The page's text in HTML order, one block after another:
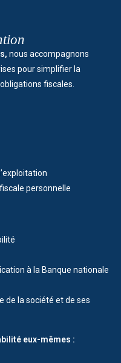
nous accompagnons
pour simplifier la
fiscales.
personnelle
à la Banque nationale
de la société et de ses
eux-mêmes :